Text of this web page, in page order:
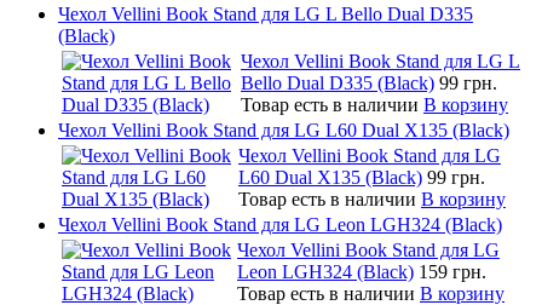
Чехол Vellini Book Stand для LG L Bello Dual D335
(Black)
Чехол Vellini Book Stand для LG L
Bello Dual D335 (Black) 99 грн.
Товар есть в наличии В корзину
Чехол Vellini Book Stand для LG L60 Dual X135 (Black)
Чехол Vellini Book Stand для LG
L60 Dual X135 (Black) 99 грн.
Товар есть в наличии В корзину
Чехол Vellini Book Stand для LG Leon LGH324 (Black)
Чехол Vellini Book Stand для LG
Leon LGH324 (Black) 159 грн.
Товар есть в наличии В корзину